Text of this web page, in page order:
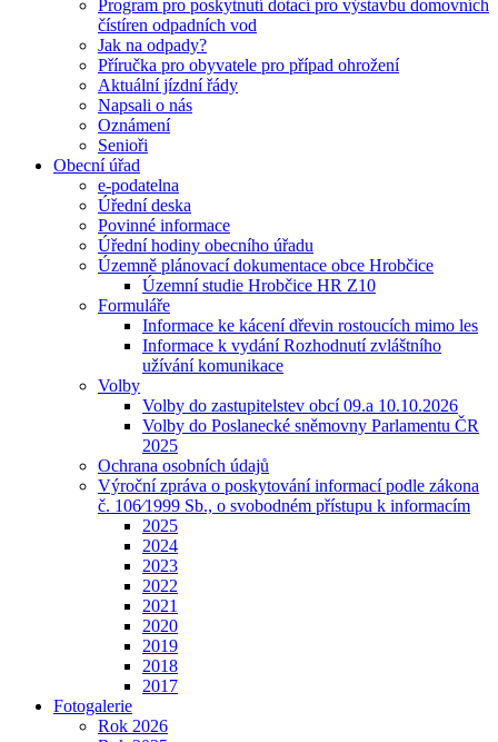
Program pro poskytnutí dotací pro výstavbu domovních
čístíren odpadních vod
Jak na odpady?
Příručka pro obyvatele pro případ ohrožení
Aktuální jízdní řády
Napsali o nás
Oznámení
Senioři
Obecní úřad
e-podatelna
Úřední deska
Povinné informace
Úřední hodiny obecního úřadu
Územně plánovací dokumentace obce Hrobčice
Územní studie Hrobčice HR Z10
Formuláře
Informace ke kácení dřevin rostoucích mimo les
Informace k vydání Rozhodnutí zvláštního
užívání komunikace
Volby
Volby do zastupitelstev obcí 09.a 10.10.2026
Volby do Poslanecké sněmovny Parlamentu ČR
2025
Ochrana osobních údajů
Výroční zpráva o poskytování informací podle zákona
č. 106⁄1999 Sb., o svobodném přístupu k informacím
2025
2024
2023
2022
2021
2020
2019
2018
2017
Fotogalerie
Rok 2026